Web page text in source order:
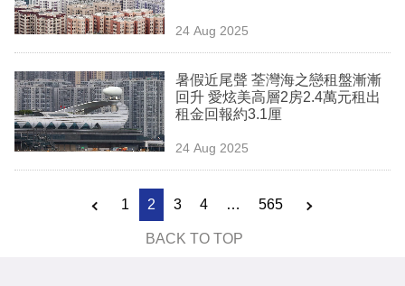
24 Aug 2025
暑假近尾聲 荃灣海之戀租盤漸漸
回升 愛炫美高層2房2.4萬元租出
租金回報約3.1厘
24 Aug 2025
1 2 3 4 … 565
BACK TO TOP